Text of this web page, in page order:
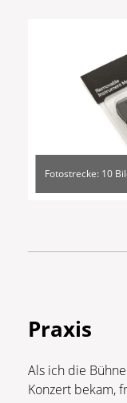
Fotostrecke: 10
Praxis
Als ich die
Konzert bekam,